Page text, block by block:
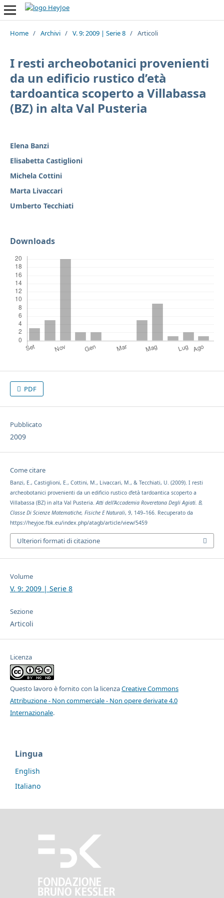
Home / Archivi / V. 9: 2009 | Serie 8 / Articoli
I resti archeobotanici provenienti
da un edificio rustico d’età
tardoantica scoperto a Villabassa
(BZ) in alta Val Pusteria
Elena Banzi
Elisabetta Castiglioni
Michela Cottini
Marta Livaccari
Umberto Tecchiati
Downloads
PDF
Pubblicato
2009
Come citare
Banzi, E., Castiglioni, E., Cottini, M., Livaccari, M., & Tecchiati, U. (2009). I resti
archeobotanici provenienti da un edificio rustico d’età tardoantica scoperto a
Villabassa (BZ) in alta Val Pusteria.Atti dell’Accademia Roveretana Degli Agiati. B,
Classe Di Scienze Matematiche, Fisiche E Naturali, 9, 149–166. Recuperato da
https://heyjoe.fbk.eu/index.php/atagb/article/view/5459
Ulteriori formati di citazione
Volume
V. 9: 2009 | Serie 8
Sezione
Articoli
Licenza
Questo lavoro è fornito con la licenzaCreative Commons
Attribuzione - Non commerciale - Non opere derivate 4.0
Internazionale.
Lingua
English
Italiano